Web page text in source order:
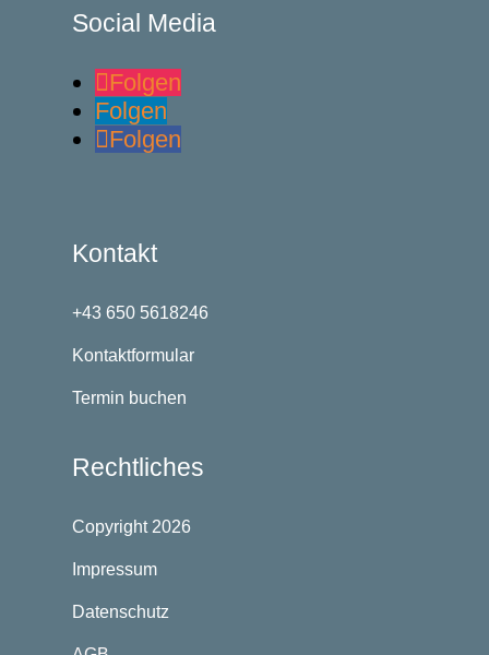
Social Media
Folgen
Folgen
Folgen
Kontakt
+43 650 5618246
Kontaktformular
Termin buchen
Rechtliches
Copyright 2026
Impressum
Datenschutz